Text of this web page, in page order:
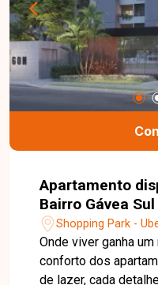
venha até uma de
pessoalmente com
Estamos aqui para
ideal!
Apartamento
Bairro Gávea
Shopping Park -
Onde viver ganha
conforto dos
de lazer, cada